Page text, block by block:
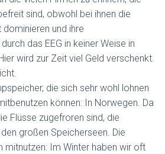
sind, obwohl bei ihnen die
und ihre
das EEG in keiner Weise in
wird zur Zeit viel Geld verschenkt.
die sich sehr wohl lohnen
können: In Norwegen. Da
Flüsse zugefroren sind, die
großen Speicherseen. Die
mitnutzen: Im Winter haben wir oft